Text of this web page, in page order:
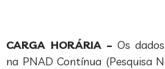
CARGA HORÁRIA – Os
na PNAD Contínua (Pesquisa